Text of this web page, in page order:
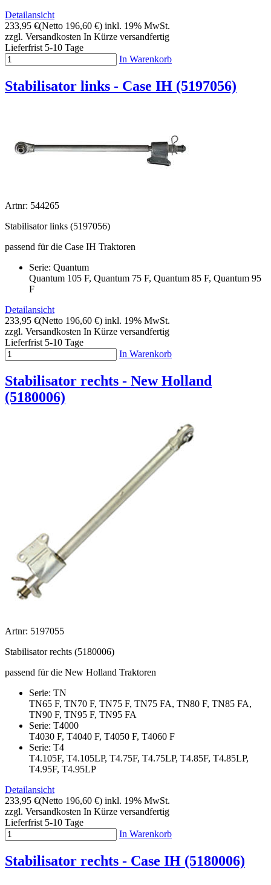
Detailansicht
233,95 €(Netto 196,60 €) inkl. 19% MwSt.
zzgl. Versandkosten In Kürze versandfertig
Lieferfrist 5-10 Tage
In Warenkorb
Stabilisator links - Case IH (5197056)
Artnr: 544265
Stabilisator links (5197056)
passend für die Case IH Traktoren
Serie: Quantum
Quantum 105 F, Quantum 75 F, Quantum 85 F, Quantum 95
F
Detailansicht
233,95 €(Netto 196,60 €) inkl. 19% MwSt.
zzgl. Versandkosten In Kürze versandfertig
Lieferfrist 5-10 Tage
In Warenkorb
Stabilisator rechts - New Holland
(5180006)
Artnr: 5197055
Stabilisator rechts (5180006)
passend für die New Holland Traktoren
Serie: TN
TN65 F, TN70 F, TN75 F, TN75 FA, TN80 F, TN85 FA,
TN90 F, TN95 F, TN95 FA
Serie: T4000
T4030 F, T4040 F, T4050 F, T4060 F
Serie: T4
T4.105F, T4.105LP, T4.75F, T4.75LP, T4.85F, T4.85LP,
T4.95F, T4.95LP
Detailansicht
233,95 €(Netto 196,60 €) inkl. 19% MwSt.
zzgl. Versandkosten In Kürze versandfertig
Lieferfrist 5-10 Tage
In Warenkorb
Stabilisator rechts - Case IH (5180006)